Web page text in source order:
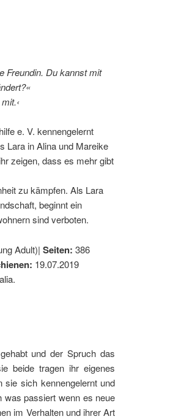
Freundin. Du kannst mit
e. V. kennengelernt
Lara in Alina und Mareike
zeigen, dass es mehr gibt
zu kämpfen. Als Lara
beginnt ein
sind verboten.
Adult)|Seiten: 386
19.07.2019
und der Spruch das
beide tragen ihr eigenes
sie sich kennengelernt und
was passiert wenn es neue
im Verhalten und ihrer Art